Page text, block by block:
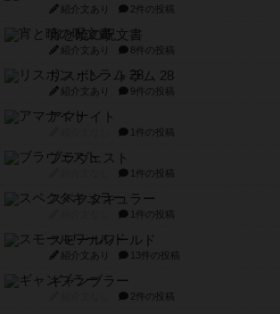
紹介文あり 2件の投稿
宵と暁の呪文書
紹介文あり 8件の投稿
リスボン・トラム 28
紹介文あり 9件の投稿
アマナイト
1件の投稿
ブラヴェスト
1件の投稿
スペクタキュラー
1件の投稿
スモールワールド
紹介文あり 13件の投稿
ギャンブラー
2件の投稿